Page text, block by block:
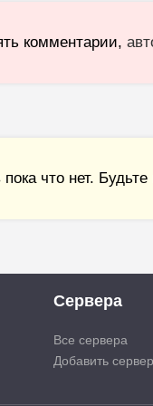
комментарии,
что нет.
Сервера
Все сервера
Добавить сервер